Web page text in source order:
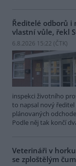
Ředitelé odborů i
vlastní vůle, řekl
6.8.2026 15:22 (ČTK)
inspekci životního
to napsal nový ředitel
plánovaných
Podle něj tak končí
Veterináři v
se zploštělým